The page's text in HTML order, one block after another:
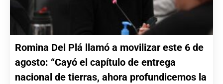
Romina Del Plá llamó a movilizar este 6 de
agosto: “Cayó el capítulo de entrega
nacional de tierras, ahora profundicemos la